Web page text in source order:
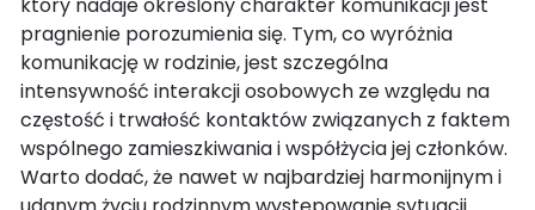
pragnienie porozumienia się. Tym, co wyróżnia
komunikację w rodzinie, jest szczególna
intensywność interakcji osobowych ze względu na
częstość i trwałość kontaktów związanych z faktem
wspólnego zamieszkiwania i współżycia jej członków.
Warto dodać, że nawet w najbardziej harmonijnym i